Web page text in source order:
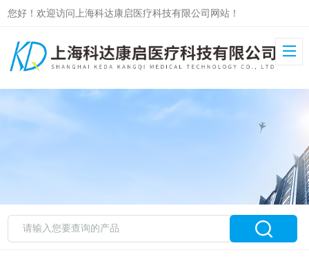
您好！欢迎访问上海科达康启医疗科技有限公司网站！